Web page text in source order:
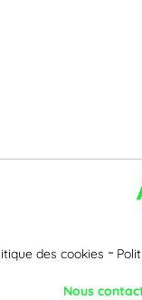
des cookies
Nous